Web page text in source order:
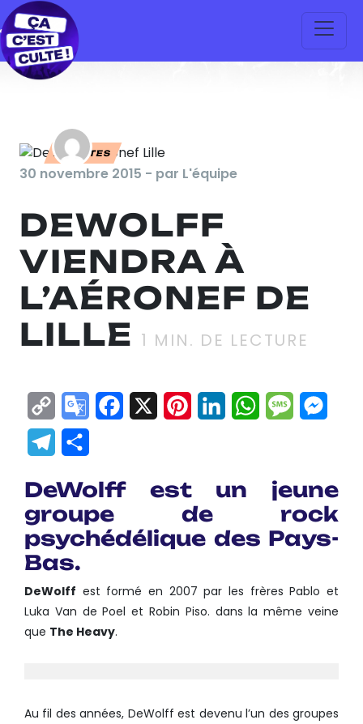
ARTISTES
30 novembre 2015 - par L'équipe
DEWOLFF
VIENDRA À
L’AÉRONEF DE
LILLE 1 MIN. DE LECTURE
Copy
Link
GoogleFacebook
X Pinterest
LinkedInWhatsApp
Telegram
DeWolff est un jeune
groupe de rock
psychédélique des Pays-
Bas.
DeWolff est formé en 2007 par les frères Pablo et
Luka Van de Poel et Robin Piso. dans la même veine
que The Heavy.
Au fil des années, DeWolff est devenu l’un des groupes